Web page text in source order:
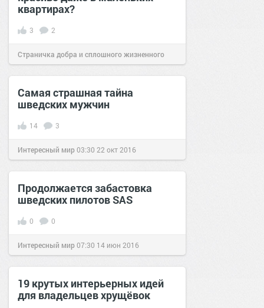
квартирах?
3 2
Страничка добра и сплошного жизненного
позитива! 12:58 30 мар 2026
Самая страшная тайна
шведских мужчин
14 3
Интересный мир03:30 22 окт 2016
Продолжается забастовка
шведских пилотов SAS
0 0
Интересный мир07:30 14 июн 2016
19 крутых интерьерных идей
для владельцев хрущёвок